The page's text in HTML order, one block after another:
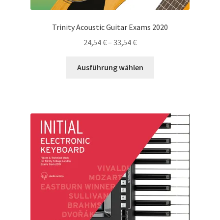
Trinity Acoustic Guitar Exams 2020
24,54€– 33,54€Preisspanne:
bis
Ausführung wählen
auf.
Die
Optionen
können
auf
der
Produktseite
gewählt